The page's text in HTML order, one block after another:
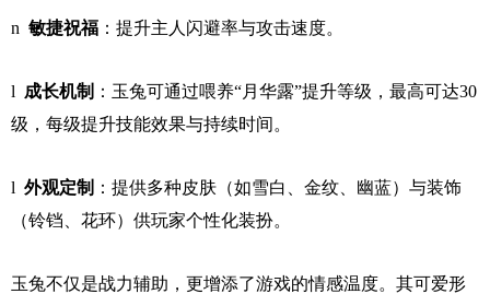
n 敏捷祝福 ：提升主人闪避率与攻击速度。
l 成长机制 ：玉兔可通过喂养“月华露”提升等级，最高可达30
级，每级提升技能效果与持续时间。
l 外观定制 ：提供多种皮肤（如雪白、金纹、幽蓝）与装饰
（铃铛、花环）供玩家个性化装扮。
玉兔不仅是战力辅助，更增添了游戏的情感温度。其可爱形